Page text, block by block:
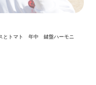
とトマト 年中 鍵盤ハーモニ